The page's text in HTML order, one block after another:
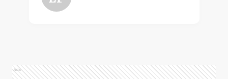
Ads